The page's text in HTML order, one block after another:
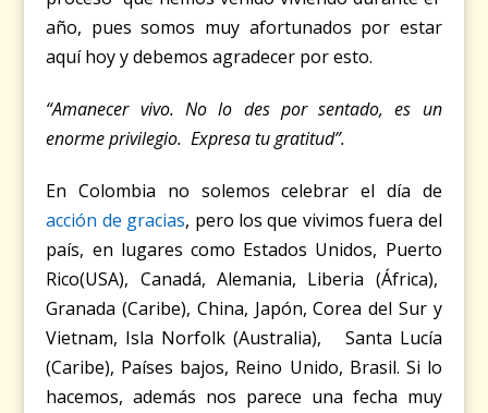
año, pues somos muy afortunados por estar
aquí hoy y debemos agradecer por esto.
“Amanecer vivo. No lo des por sentado, es un
enorme privilegio. Expresa tu gratitud”.
En Colombia no solemos celebrar el día de
acción de gracias, pero los que vivimos fuera del
país, en lugares como Estados Unidos, Puerto
Rico(USA), Canadá, Alemania, Liberia (África),
Granada (Caribe), China, Japón, Corea del Sur y
Vietnam, Isla Norfolk (Australia), Santa Lucía
(Caribe), Países bajos, Reino Unido, Brasil. Si lo
hacemos, además nos parece una fecha muy